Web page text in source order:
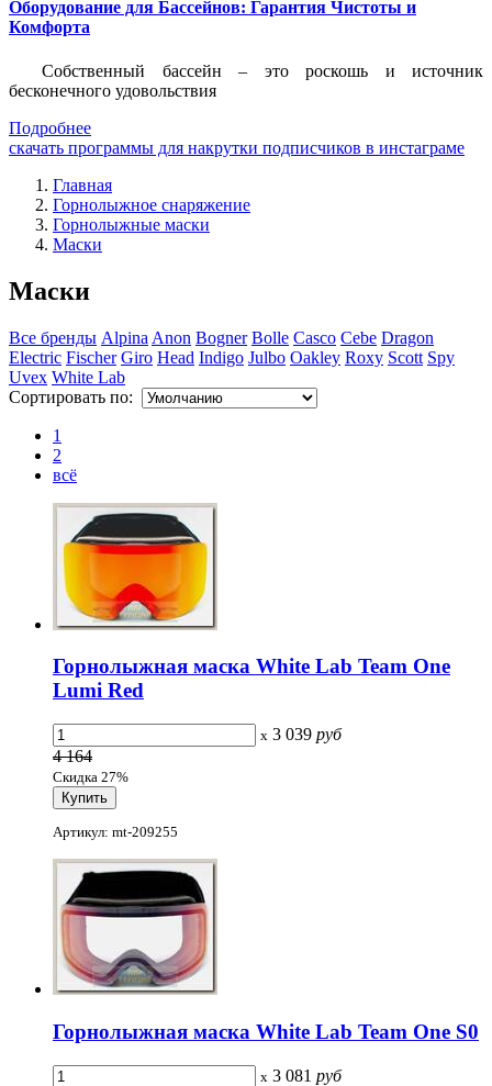
Оборудование для Бассейнов: Гарантия Чистоты и
Комфорта
Собственный бассейн – это роскошь и источник
бесконечного удовольствия
Подробнее
скачать программы для накрутки подписчиков в инстаграме
Главная
Горнолыжное снаряжение
Горнолыжные маски
Маски
Маски
Все бренды Alpina Anon Bogner Bolle Casco Cebe Dragon
Electric Fischer Giro Head Indigo Julbo Oakley Roxy Scott Spy
Uvex White Lab
Сортировать по:
1
2
всё
Горнолыжная маска White Lab Team One
Lumi Red
x 3 039 руб
4 164
Скидка 27%
Артикул: mt-209255
Горнолыжная маска White Lab Team One S0
x 3 081 руб